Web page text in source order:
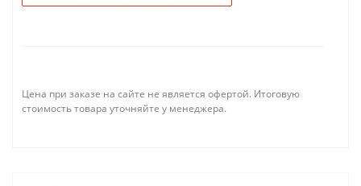
Цена при заказе на сайте не является офертой. Итоговую
стоимость товара уточняйте у менеджера.